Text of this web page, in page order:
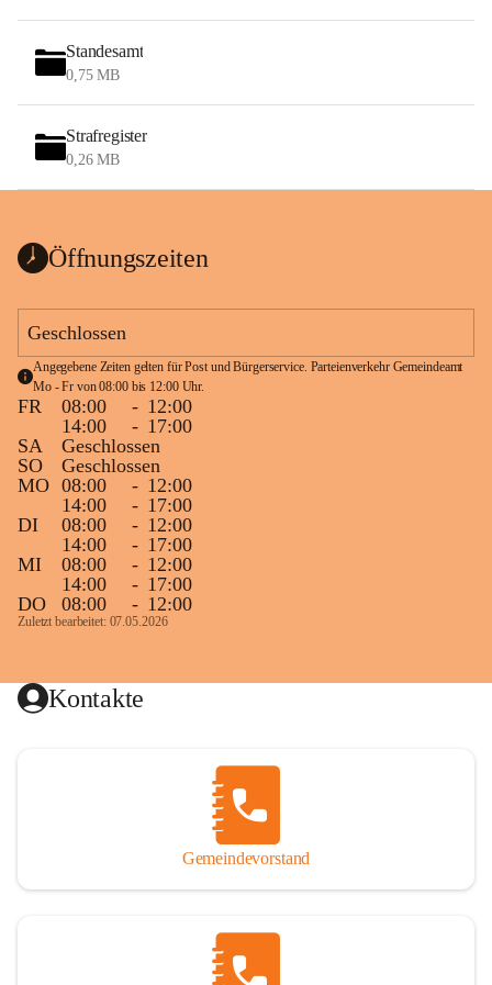
Standesamt
0,75 MB
Strafregister
0,26 MB
Öffnungszeiten
Geschlossen
Angegebene Zeiten gelten für Post und Bürgerservice. Parteienverkehr Gemeindeamt
Mo - Fr von 08:00 bis 12:00 Uhr.
FR 08:00 - 12:00
14:00
- 17:00
SA
Geschlossen
SO
Geschlossen
MO 08:00 - 12:00
14:00
- 17:00
DI
08:00 - 12:00
14:00
- 17:00
MI
08:00 - 12:00
14:00
- 17:00
DO
08:00 - 12:00
Zuletzt bearbeitet: 07.05.2026
Kontakte
Gemeindevorstand